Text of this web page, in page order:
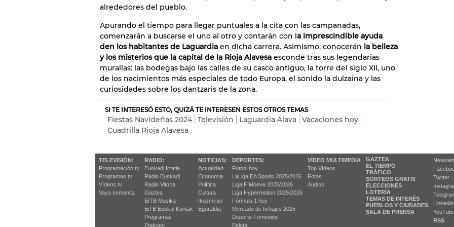
alrededores del pueblo.
Apurando el tiempo para llegar puntuales a la cita con las campanadas,
comenzarán a buscarse el uno al otro y contarán con la imprescindible ayuda
den los habitantes de Laguardia en dicha carrera. Asimismo, conocerán la belleza
y los misterios que la capital de la Rioja Alavesa esconde tras sus legendarias
murallas: las bodegas bajo las calles de su casco antiguo, la torre del siglo XII, uno
de los nacimientos más especiales de todo Europa, el sonido la dulzaina y las
curiosidades sobre los dantzaris de la zona.
SI TE INTERESÓ ESTO, QUIZÁ TE INTERESEN ESTOS OTROS TEMAS
Fiestas Navideñas 2024 Televisión Laguardia Álava
Vacaciones hoy
Cuadrilla Rioja Alavesa
TELEVISIÓN:
Programación tv
Programas tv
Vídeos tv
Vaya semanita
RADIO:
Euskadi Irratia
Radio Euskadi
Radio Vitoria
Gaztea
EITB Musika
EiTB Euskal Kantak
Programas
Podcast
NOTICIAS:
Actualidad
Economía
Política
Cultura
Ikusmiran
Eguraldia
DEPORTES:
Fútbol hoy
LaLiga EA Sports 2025/2026
Liga F Moeve 2025/2026
Liga Hypermotion 2025/2026
Fórmula 1 hoy
Mercado de fichajes 2025
Deporte Femenino
Pelota
VÍDEO MULTIMEDIA
Top Vídeos
Fotos
Audios
GAZTEA
EL TIEMPO
TRÁFICO
SORTEOS GRATIS
ELECCIONES
LOTERÍA
TEMAS DE INTERÉS
PUEBLOS Y CIUDADES
SALA DE PRENSA
Twitter
Linkedin
RSS